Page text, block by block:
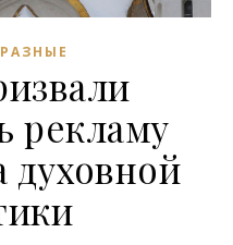
рекламу
духовной